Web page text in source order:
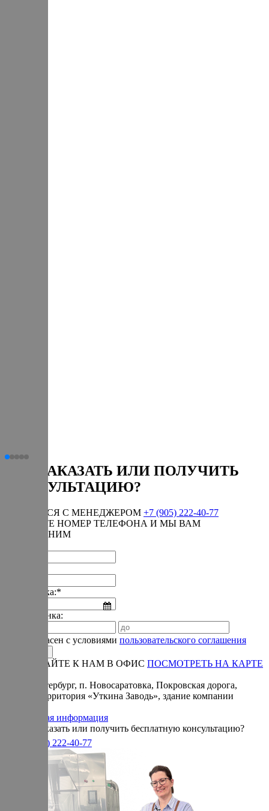
КАК ЗАКАЗАТЬ ИЛИ ПОЛУЧИТЬ
КОНСУЛЬТАЦИЮ?
СВЯЗАТЬСЯ С МЕНЕДЖЕРОМ +7 (905) 222-40-77
ОСТАВЬТЕ НОМЕР ТЕЛЕФОНА И МЫ ВАМ
ПЕРЕЗВОНИМ
Дата звонка:*
Время звонка:
Я согласен с условиями пользовательского соглашения
ПРИЕЗЖАЙТЕ К НАМ В ОФИС ПОСМОТРЕТЬ НА КАРТЕ
Санкт-Петербург, п. Новосаратовка, Покровская дорога,
частная территория «Уткина Заводь», здание компании
Справочная информация
Хотите заказать или получить бесплатную консультацию?
+7(905) 222-40-77